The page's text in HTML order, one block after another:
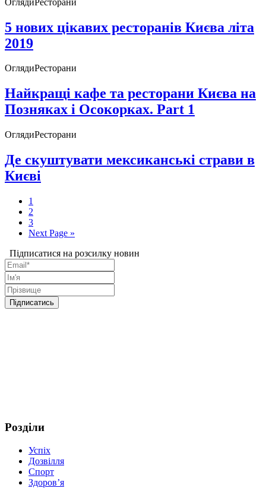
5 нових цікавих ресторанів Києва літа
2019
ОглядиРесторани
Найкращі кафе та ресторани Києва на
Позняках і Осокорках. Part 1
ОглядиРесторани
Де скуштувати мексиканські страви в
Києві
1
2
3
Next Page »
Підписатися на розсилку новин
Розділи
Успіх
Дозвілля
Спорт
Здоров’я